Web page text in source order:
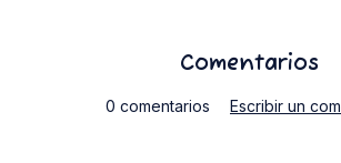
Comentarios
0 comentarios Escribir un